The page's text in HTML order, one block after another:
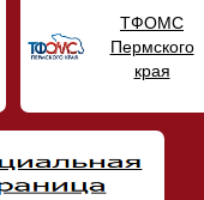
ТФОМС
Пермского
края